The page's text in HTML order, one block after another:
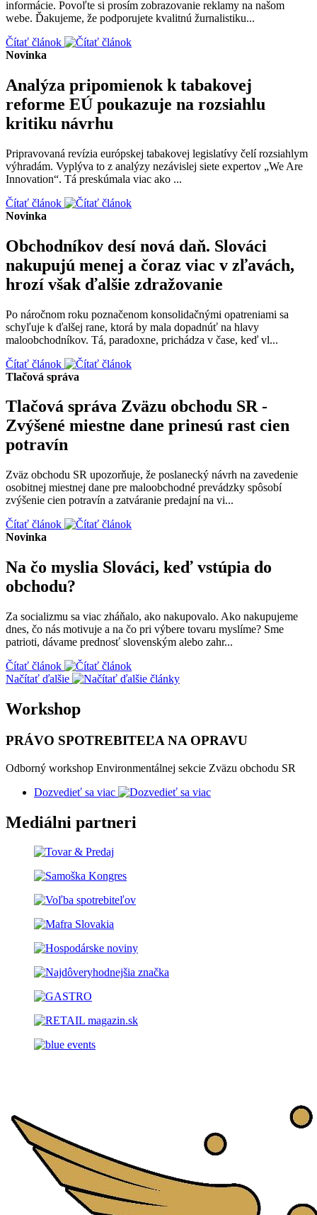
informácie. Povoľte si prosím zobrazovanie reklamy na našom
webe. Ďakujeme, že podporujete kvalitnú žurnalistiku...
Čítať článok
Novinka
Analýza pripomienok k tabakovej
reforme EÚ poukazuje na rozsiahlu
kritiku návrhu
Pripravovaná revízia európskej tabakovej legislatívy čelí rozsiahlym
výhradám. Vyplýva to z analýzy nezávislej siete expertov „We Are
Innovation“. Tá preskúmala viac ako ...
Čítať článok
Novinka
Obchodníkov desí nová daň. Slováci
nakupujú menej a čoraz viac v zľavách,
hrozí však ďalšie zdražovanie
Po náročnom roku poznačenom konsolidačnými opatreniami sa
schyľuje k ďalšej rane, ktorá by mala dopadnúť na hlavy
maloobchodníkov. Tá, paradoxne, prichádza v čase, keď vl...
Čítať článok
Tlačová správa
Tlačová správa Zväzu obchodu SR -
Zvýšené miestne dane prinesú rast cien
potravín
Zväz obchodu SR upozorňuje, že poslanecký návrh na zavedenie
osobitnej miestnej dane pre maloobchodné prevádzky spôsobí
zvýšenie cien potravín a zatváranie predajní na vi...
Čítať článok
Novinka
Na čo myslia Slováci, keď vstúpia do
obchodu?
Za socializmu sa viac zháňalo, ako nakupovalo. Ako nakupujeme
dnes, čo nás motivuje a na čo pri výbere tovaru myslíme? Sme
patrioti, dávame prednosť slovenským alebo zahr...
Čítať článok
Načítať ďalšie
Workshop
PRÁVO SPOTREBITEĽA NA OPRAVU
Odborný workshop Environmentálnej sekcie Zväzu obchodu SR
Dozvedieť sa viac
Mediálni partneri